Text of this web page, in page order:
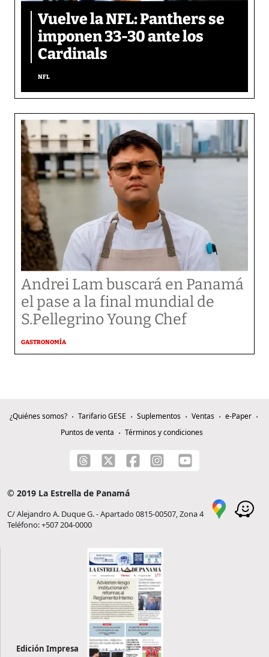
Vuelve la NFL: Panthers se
imponen 33-30 ante los
Cardinals
NFL
Andrei Lam buscará en Panamá
el pase a la final mundial de
S.Pellegrino Young Chef
GASTRONOMÍA
¿Quiénes somos? Tarifario GESE Suplementos Ventas
e-Paper
Puntos de venta
Términos y condiciones
© 2019 La Estrella de Panamá
C/ Alejandro A. Duque G. - Apartado 0815-00507, Zona 4
Teléfono: +507 204-0000
Edición Impresa